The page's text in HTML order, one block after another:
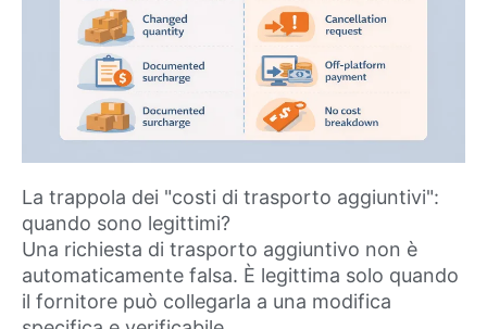
La trappola dei "costi di trasporto aggiuntivi":
quando sono legittimi?
Una richiesta di trasporto aggiuntivo non è
automaticamente falsa. È legittima solo quando
il fornitore può collegarla a una modifica